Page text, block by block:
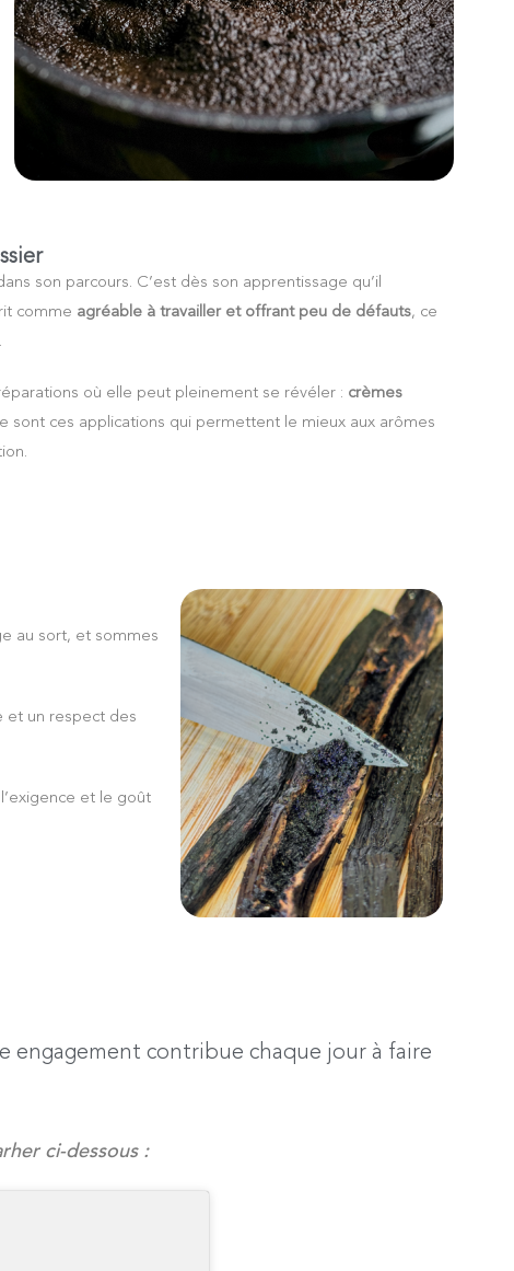
son parcours. C’est dès son apprentissage qu’il
comme agréable à travailler et offrant peu de défauts, ce
où elle peut pleinement se révéler : crèmes
sont ces applications qui permettent le mieux aux arômes
au sort, et sommes
et un respect des
et le goût
engagement contribue chaque jour à faire
ci-dessous :